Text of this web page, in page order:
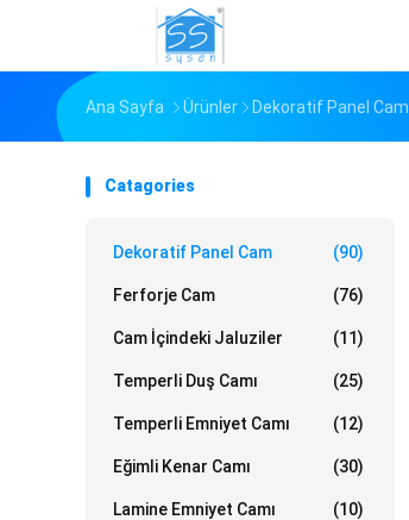
Ana Sayfa Ürünler Dekoratif Panel Cam
Catagories
Dekoratif Panel Cam (90)
Ferforje Cam (76)
Cam İçindeki Jaluziler (11)
Temperli Duş Camı (25)
Temperli Emniyet Camı (12)
Eğimli Kenar Camı (30)
Lamine Emniyet Camı (10)